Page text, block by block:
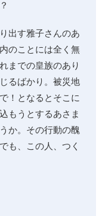
出す雅子さんのあ
のことには全く無
までの皇族のあり
るばかり。被災地
！となるとそこに
もうとするあさま
か。その行動の醜
も、この人、つく